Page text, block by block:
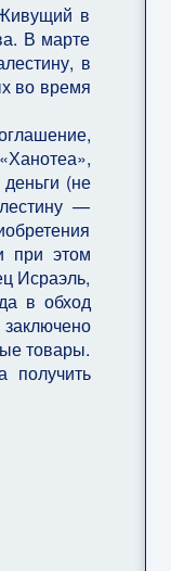
в
В марте
в
во время
(не
—
при этом
Исраэль,
в обход
товары.
получить